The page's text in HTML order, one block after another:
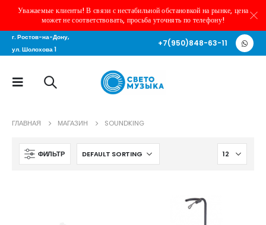
Уважаемые клиенты! В связи с нестабильной обстановкой на рынке, цена
может не соответствовать, просьба уточнять по телефону!
г. Ростов-на-Дону,
ул. Шолохова 1
+7(950)848-63-11
ГЛАВНАЯ МАГАЗИН SOUNDKING
ФИЛЬТР